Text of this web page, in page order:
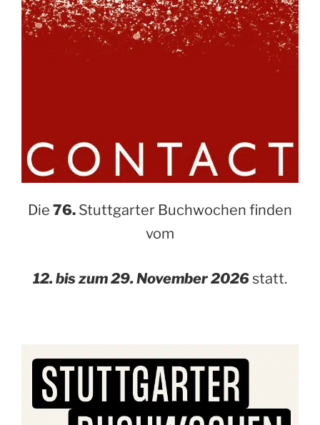
Die 76. Stuttgarter Buchwochen finden
vom
12. bis zum 29. November 2026statt.